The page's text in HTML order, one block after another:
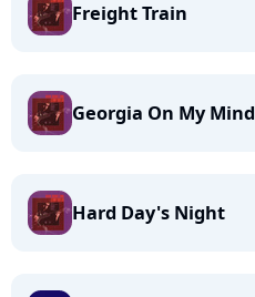
Freight Train
Georgia On My Mind
Hard Day's Night